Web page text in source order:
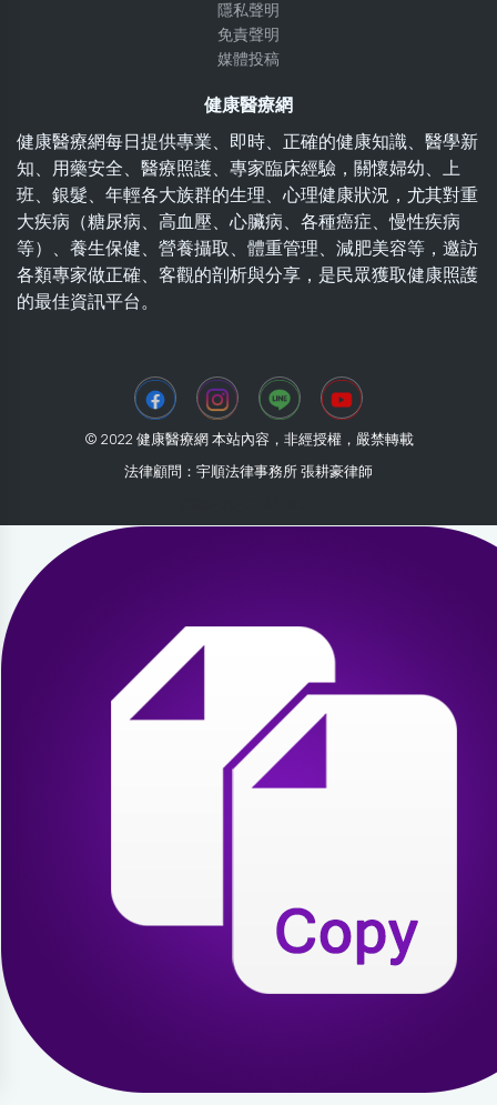
隱私聲明
免責聲明
媒體投稿
健康醫療網
健康醫療網每日提供專業、即時、正確的健康知識、醫學新
知、用藥安全、醫療照護、專家臨床經驗，關懷婦幼、上
班、銀髮、年輕各大族群的生理、心理健康狀況，尤其對重
大疾病（糖尿病、高血壓、心臟病、各種癌症、慢性疾病
等）、養生保健、營養攝取、體重管理、減肥美容等，邀訪
各類專家做正確、客觀的剖析與分享，是民眾獲取健康照護
的最佳資訊平台。
© 2022 健康醫療網 本站內容，非經授權，嚴禁轉載
法律顧問：宇順法律事務所 張耕豪律師